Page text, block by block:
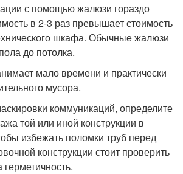
с помощью жалюзи гораздо
в 2-3 раз превышает стоимость
шкафа. Обычные жалюзи
до потолка.
мало времени и практически
мусора.
коммуникаций, определите
той или иной конструкции в
избежать поломки труб перед
конструкции стоит проверить